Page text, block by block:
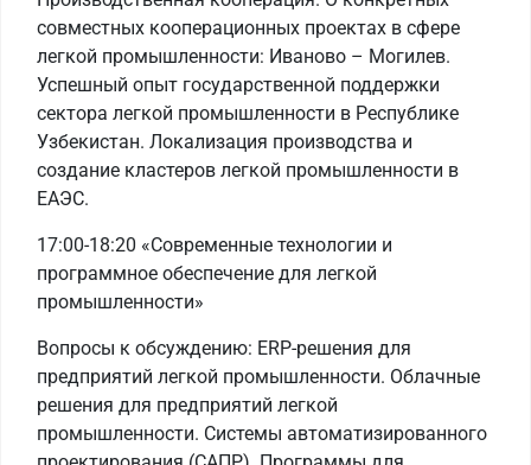
совместных кооперационных проектах в сфере
легкой промышленности: Иваново – Могилев.
Успешный опыт государственной поддержки
сектора легкой промышленности в Республике
Узбекистан. Локализация производства и
создание кластеров легкой промышленности в
ЕАЭС.
17:00-18:20 «Современные технологии и
программное обеспечение для легкой
промышленности»
Вопросы к обсуждению: ERP-решения для
предприятий легкой промышленности. Облачные
решения для предприятий легкой
промышленности. Системы автоматизированного